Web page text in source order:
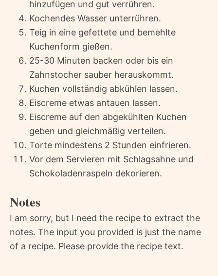
hinzufügen und gut verrühren.
Kochendes Wasser unterrühren.
Teig in eine gefettete und bemehlte
Kuchenform gießen.
25-30 Minuten backen oder bis ein
Zahnstocher sauber herauskommt.
Kuchen vollständig abkühlen lassen.
Eiscreme etwas antauen lassen.
Eiscreme auf den abgekühlten Kuchen
geben und gleichmäßig verteilen.
Torte mindestens 2 Stunden einfrieren.
Vor dem Servieren mit Schlagsahne und
Schokoladenraspeln dekorieren.
Notes
I am sorry, but I need the recipe to extract the
notes. The input you provided is just the name
of a recipe. Please provide the recipe text.